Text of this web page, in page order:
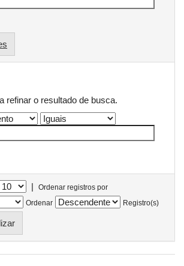
refinar o resultado de busca.
|
Ordenar registros por
Ordenar
Registro(s)